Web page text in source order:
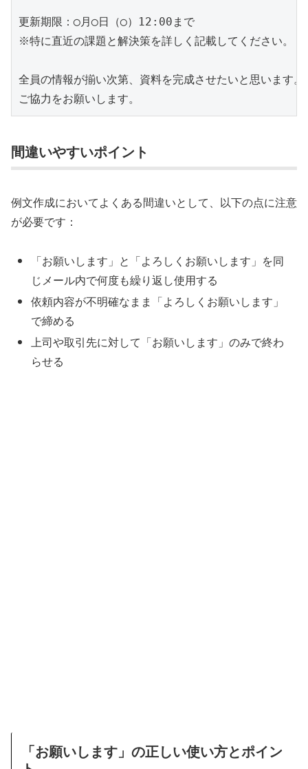
更新期限：◯月◯日（◯）12:00まで
※特に直近の課題と解決策を詳しく記載してください。
全員の情報が揃い次第、資料を完成させたいと思います。
間違いやすいポイント
例文作成においてよくある間違いとして、以下の点に注意
が必要です：
「お願いします」と「よろしくお願いします」を同
じメール内で何度も繰り返し使用する
依頼内容が不明確なまま「よろしくお願いします」
で締める
上司や取引先に対して「お願いします」のみで終わ
らせる
「お願いします」の正しい使い方とポイン